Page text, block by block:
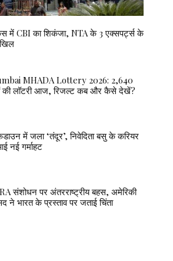
में CBI का शिकंजा, NTA के 3 एक्सपर्ट्स के
MHADA Lottery 2026: 2,640
की लॉटरी आज, रिजल्ट कब और कैसे देखें?
में जला ‘तंदूर’, निवेदिता बसु के करियर
नई गर्माहट
संशोधन पर अंतरराष्ट्रीय बहस, अमेरिकी
ने भारत के प्रस्ताव पर जताई चिंता